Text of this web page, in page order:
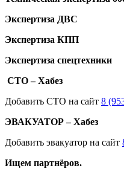
Экспертиза ДВС
Экспертиза КПП
Экспертиза спецтехники
СТО – Хабез
Добавить СТО на сайт 8
ЭВАКУАТОР – Хабез
Добавить эвакуатор на сайт
Ищем партнёров.